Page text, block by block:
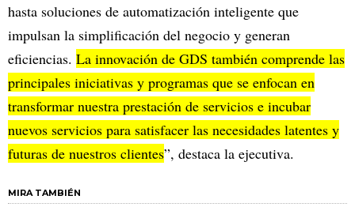
hasta soluciones de automatización inteligente que
impulsan la simplificación del negocio y generan
eficiencias. La innovación de GDS también comprende las
principales iniciativas y programas que se enfocan en
transformar nuestra prestación de servicios e incubar
nuevos servicios para satisfacer las necesidades latentes y
futuras de nuestros clientes”, destaca la ejecutiva.
MIRA TAMBIÉN